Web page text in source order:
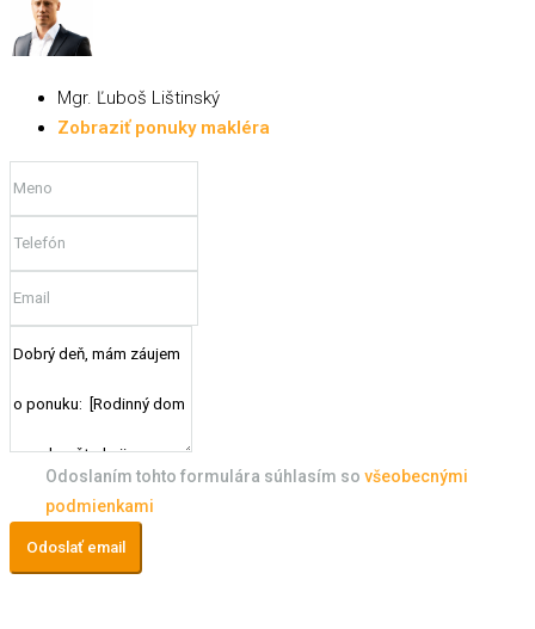
Mgr. Ľuboš Lištinský
Zobraziť ponuky makléra
Odoslaním tohto formulára súhlasím so všeobecnými
podmienkami
Odoslať email